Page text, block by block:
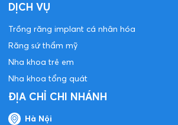
DỊCH VỤ
Trồng răng implant cá nhân hóa
Răng sứ thẩm mỹ
Nha khoa trẻ em
Nha khoa tổng quát
ĐỊA CHỈ CHI NHÁNH
Hà Nội